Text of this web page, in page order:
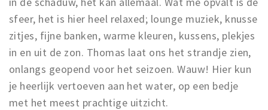
sfeer, het is hier heel relaxed; lounge muziek, knusse
zitjes, fijne banken, warme kleuren, kussens, plekjes
in en uit de zon. Thomas laat ons het strandje zien,
onlangs geopend voor het seizoen. Wauw! Hier kun
je heerlijk vertoeven aan het water, op een bedje
met het meest prachtige uitzicht.